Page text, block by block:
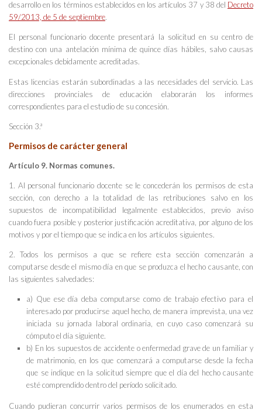
desarrollo en los términos establecidos en los artículos 37 y 38 del Decreto
59/2013, de 5 de septiembre.
El personal funcionario docente presentará la solicitud en su centro de
destino con una antelación mínima de quince días hábiles, salvo causas
excepcionales debidamente acreditadas.
Estas licencias estarán subordinadas a las necesidades del servicio. Las
direcciones provinciales de educación elaborarán los informes
correspondientes para el estudio de su concesión.
Sección 3.ª
Permisos de carácter general
Artículo 9. Normas comunes.
1. Al personal funcionario docente se le concederán los permisos de esta
sección, con derecho a la totalidad de las retribuciones salvo en los
supuestos de incompatibilidad legalmente establecidos, previo aviso
cuando fuera posible y posterior justificación acreditativa, por alguno de los
motivos y por el tiempo que se indica en los artículos siguientes.
2. Todos los permisos a que se refiere esta sección comenzarán a
computarse desde el mismo día en que se produzca el hecho causante, con
las siguientes salvedades:
a) Que ese día deba computarse como de trabajo efectivo para el
interesado por producirse aquel hecho, de manera imprevista, una vez
iniciada su jornada laboral ordinaria, en cuyo caso comenzará su
cómputo el día siguiente.
b) En los supuestos de accidente o enfermedad grave de un familiar y
de matrimonio, en los que comenzará a computarse desde la fecha
que se indique en la solicitud siempre que el día del hecho causante
esté comprendido dentro del período solicitado.
Cuando pudieran concurrir varios permisos de los enumerados en esta